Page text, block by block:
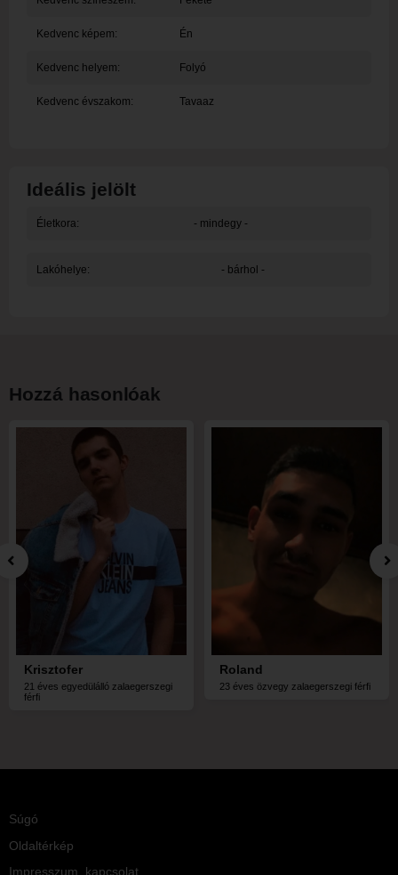
Kedvenc képem: Én
Kedvenc helyem: Folyó
Kedvenc évszakom: Tavaaz
Ideális jelölt
Életkora: - mindegy -
Lakóhelye: - bárhol -
Hozzá hasonlóak
Krisztofer
21 éves egyedülálló zalaegerszegi
férfi
Roland
23 éves özvegy zalaegerszegi férfi
Súgó
Oldaltérkép
Impresszum, kapcsolat